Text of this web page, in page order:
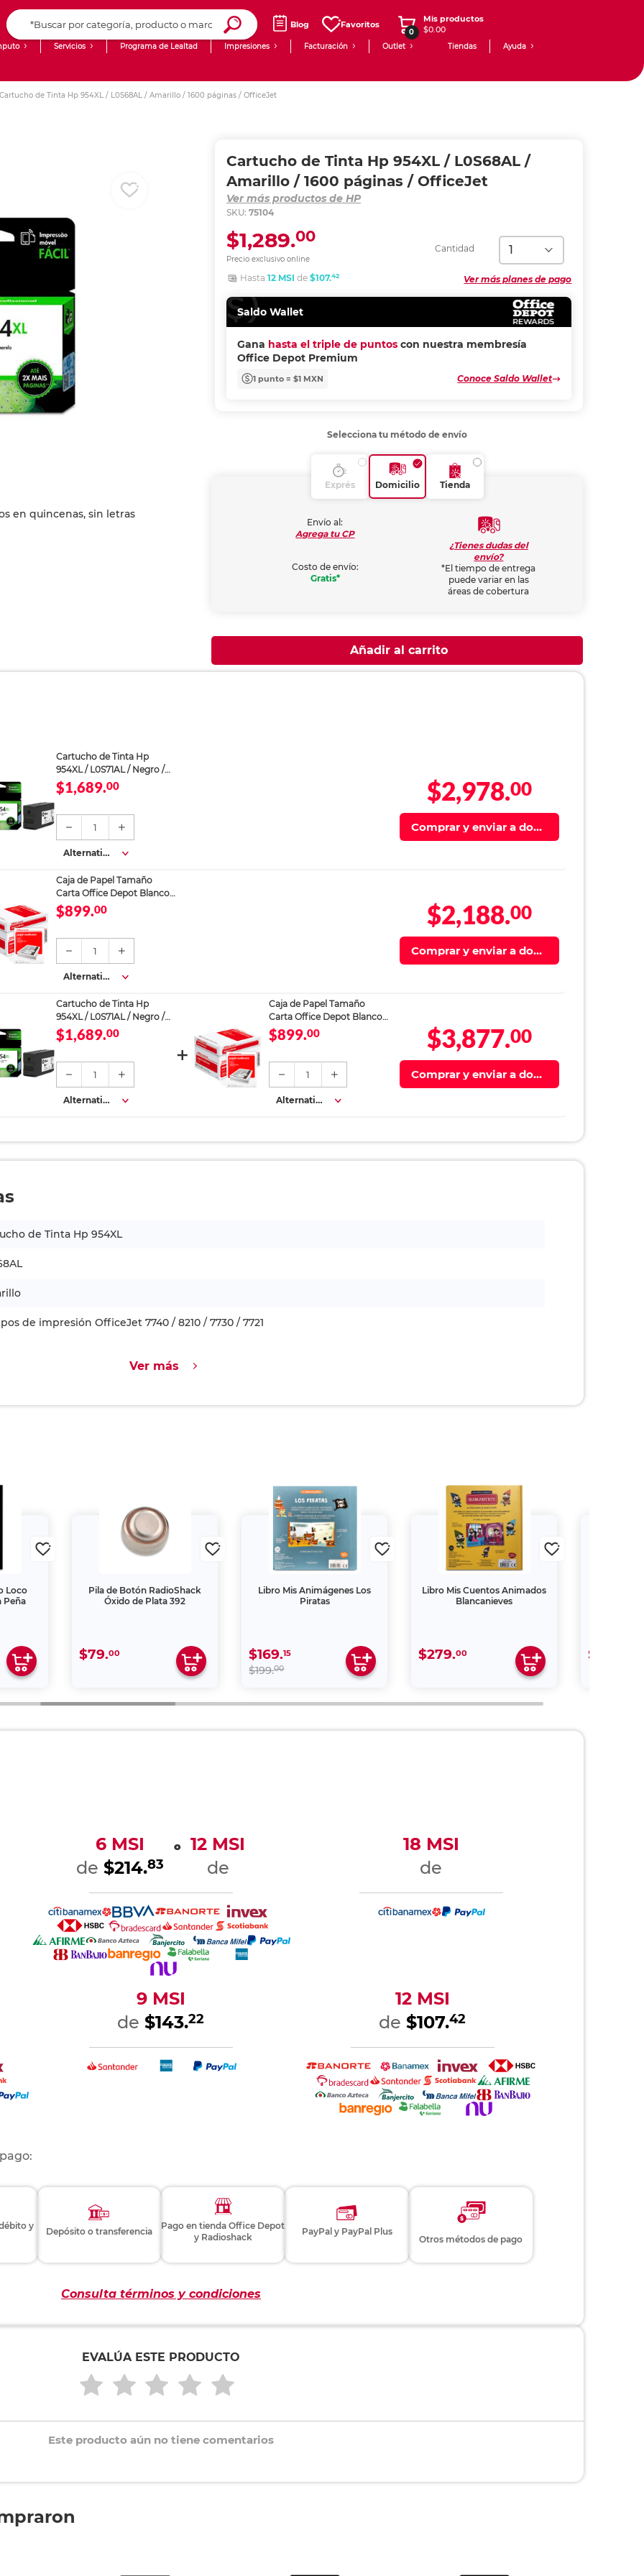
Blog Favoritos
0
Mis productos
$0.00
Servicios Programa de Lealtad Impresiones Facturación Outlet Tiendas Ayuda
Cartucho de Tinta Hp 954XL / L0S68AL / Amarillo / 1600 páginas / OfficeJet
Cartucho de Tinta Hp 954XL / L0S68AL /
Amarillo / 1600 páginas / OfficeJet
Ver más productos de HP
SKU: 75104
Cantidad
Precio exclusivo online
$1,289.00
Ver más planes de pago
Hasta 12 MSI de $107.42
Saldo Wallet
Gana hasta el triple de puntos con nuestra membresía
Office Depot Premium
1 punto = $1 MXN Conoce Saldo Wallet
Selecciona tu método de envío
Exprés Domicilio Tienda
Envío al:
Agrega tu CP
Costo de envío:
Gratis*
¿Tienes dudas del
envío?
*El tiempo de entrega
puede variar en las
áreas de cobertura
Añadir al carrito
Cartucho de Tinta Hp
954XL / L0S71AL / Negro /
2000 páginas / OfficeJet
$1,689.00
1
Alternativa
$2,978.00
Comprar y enviar a domi
Caja de Papel Tamaño
Carta Office Depot Blanco
5000 hojas
$899.00
1
Alternativa
$2,188.00
Comprar y enviar a domi
Cartucho de Tinta Hp
954XL / L0S71AL / Negro /
2000 páginas / OfficeJet
$1,689.00
1
Alternativa
Caja de Papel Tamaño
Carta Office Depot Blanco
5000 hojas
$899.00
1
Alternativa
$3,877.00
Comprar y enviar a domi
de Tinta Hp 954XL
de impresión OfficeJet 7740 / 8210 / 7730 / 7721
Ver más
Loco
Peña
Pila de Botón RadioShack
Óxido de Plata 392
$79.00
Libro Mis Animágenes Los
Piratas
$169.15
$199.00
Libro Mis Cuentos Animados
Blancanieves
$279.00 $199.
6 MSI
de $214.83
o
12 MSI
de
18 MSI
de
9 MSI
de $143.22
12 MSI
de $107.42
y
Depósito o transferencia
Pago en tienda Office Depot
y Radioshack
PayPal y PayPal Plus
Otros métodos de pago
Consulta términos y condiciones
EVALÚA ESTE PRODUCTO
Este producto aún no tiene comentarios